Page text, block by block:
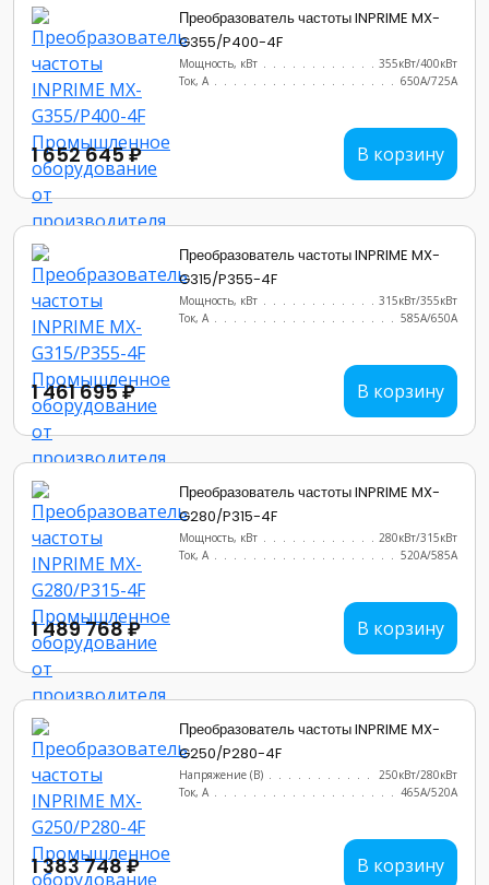
Преобразователь частоты INPRIME MX-
G355/P400-4F
Мощность, кВт
355кВт/400кВт
Ток, А
650А/725A
1 652 645 ₽ В корзину
Преобразователь частоты INPRIME MX-
G315/P355-4F
Мощность, кВт
315кВт/355кВт
Ток, А
585А/650A
1 461 695 ₽ В корзину
Преобразователь частоты INPRIME MX-
G280/P315-4F
Мощность, кВт
280кВт/315кВт
Ток, А
520А/585А
1 489 768 ₽ В корзину
Преобразователь частоты INPRIME MX-
G250/P280-4F
Напряжение (В)
250кВт/280кВт
Ток, А
465А/520А
1 383 748 ₽ В корзину